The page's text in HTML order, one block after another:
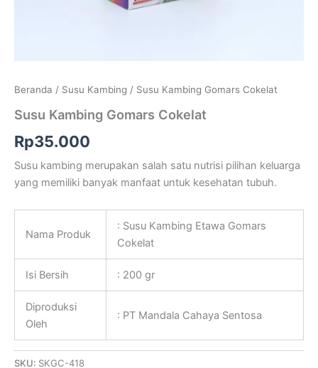
Beranda / Susu Kambing / Susu Kambing Gomars Cokelat
Susu Kambing Gomars Cokelat
Rp35.000
Susu kambing merupakan salah satu nutrisi pilihan keluarga
yang memiliki banyak manfaat untuk kesehatan tubuh.
Nama Produk
: Susu Kambing Etawa Gomars
Cokelat
Isi Bersih : 200 gr
Diproduksi
Oleh
: PT Mandala Cahaya Sentosa
SKU: SKGC-418